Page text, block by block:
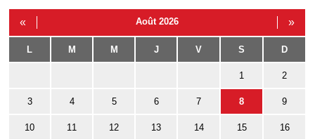
« Août 2026 »
L M M J V S D
1 2
3 4 5 6 7 8 9
10 11 12 13 14 15 16